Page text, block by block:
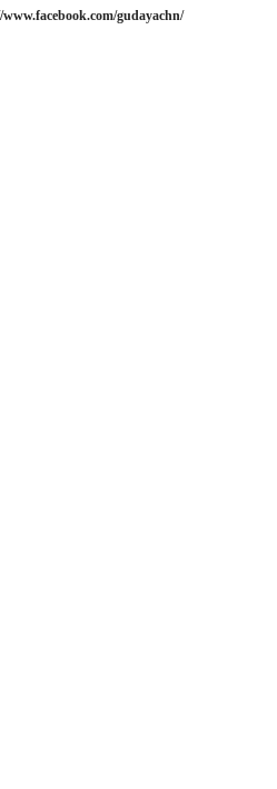
gudayachn/